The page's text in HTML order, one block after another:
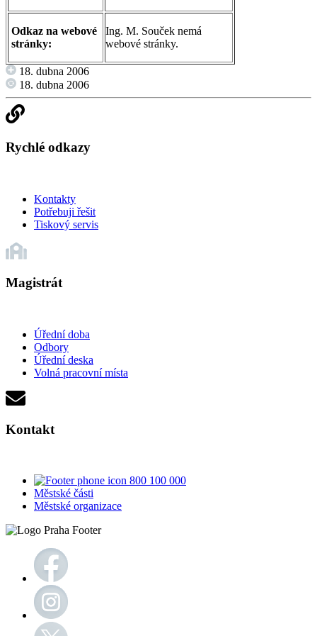
Odkaz na webové
stránky:
Ing. M. Souček nemá
webové stránky.
18. dubna 2006
18. dubna 2006
Rychlé odkazy
Kontakty
Potřebuji řešit
Tiskový servis
Magistrát
Úřední doba
Odbory
Úřední deska
Volná pracovní místa
Kontakt
800 100 000
Městské části
Městské organizace